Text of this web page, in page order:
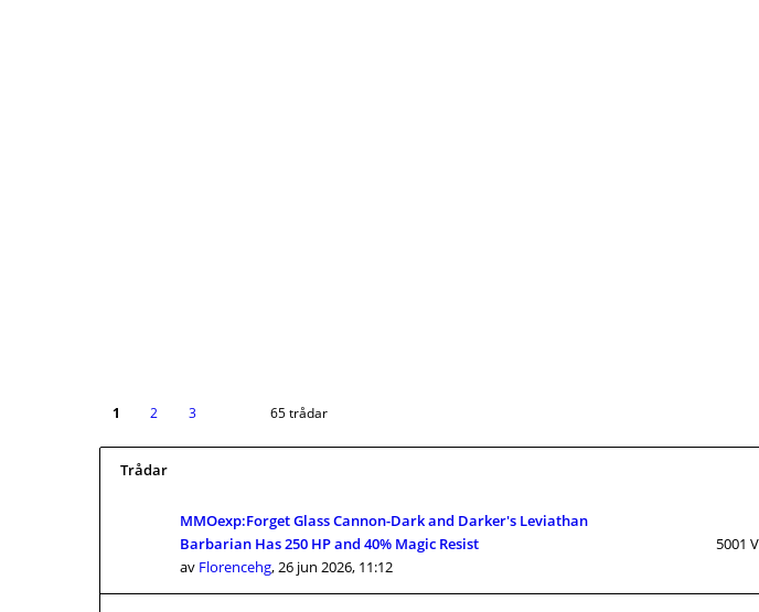
1 2 3 65 trådar
Trådar
MMOexp:Forget Glass Cannon-Dark and Darker's Leviathan
Barbarian Has 250 HP and 40% Magic Resist
av Florencehg,26 jun 2026, 11:12
5001